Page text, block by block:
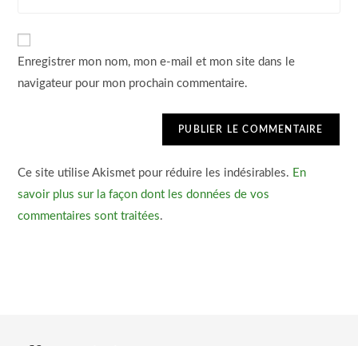
Enregistrer mon nom, mon e-mail et mon site dans le
navigateur pour mon prochain commentaire.
Ce site utilise Akismet pour réduire les indésirables. En
savoir plus sur la façon dont les données de vos
commentaires sont traitées.